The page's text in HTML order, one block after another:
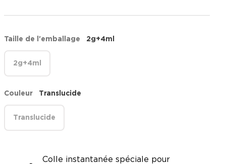
Taille de l'emballage 2g+4ml
2g+4ml
Couleur Translucide
Translucide
Colle instantanée spéciale pour